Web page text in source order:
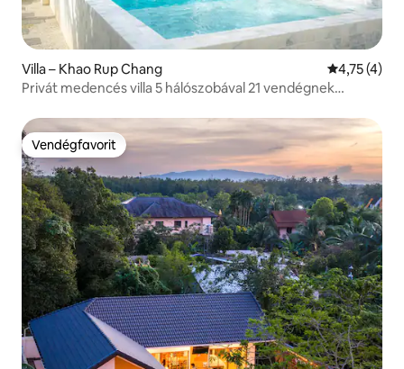
Villa – Khao Rup Chang Átlagos
4,75 (4)
Privát medencés villa 5 hálószobával 21 vendégnek
Vendégfavorit
Vendégfavorit